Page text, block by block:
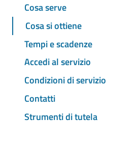
Cosa serve
Cosa si ottiene
Tempi e scadenze
Accedi al servizio
Condizioni di servizio
Contatti
Strumenti di tutela